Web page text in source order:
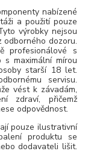
nabízené
a použití pouze
výrobky nejsou
odborného dozoru.
profesionálové s
s maximální mírou
starší 18 let.
servisu.
vést k závadám,
zdraví, přičemž
odpovědnost.
pouze ilustrativní
produktu se
dodavateli lišit.